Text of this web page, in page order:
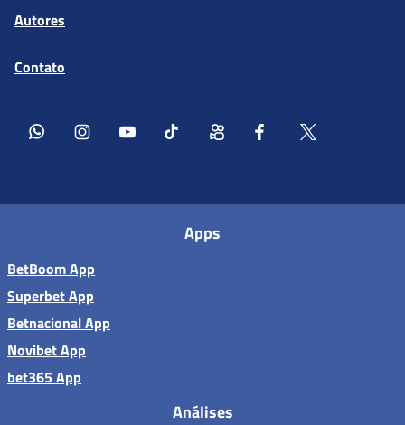
Autores
Contato
Apps
BetBoom App
Superbet App
Betnacional App
Novibet App
bet365 App
Análises